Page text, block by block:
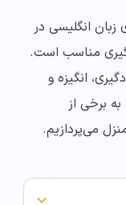
زبان انگلیسی در
مناسب است.
انگیزه و
برخی از
می‌پردازیم.